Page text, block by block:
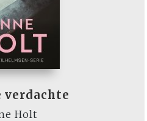
verdachte
Holt